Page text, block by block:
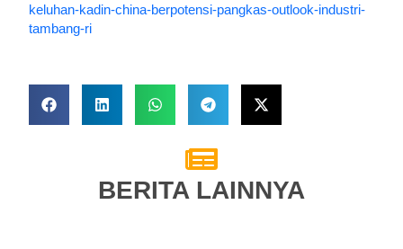
keluhan-kadin-china-berpotensi-pangkas-outlook-industri-
tambang-ri
BERITA LAINNYA